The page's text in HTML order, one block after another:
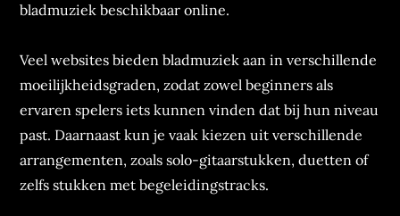
bladmuziek beschikbaar online.
Veel websites bieden bladmuziek aan in verschillende
moeilijkheidsgraden, zodat zowel beginners als
ervaren spelers iets kunnen vinden dat bij hun niveau
past. Daarnaast kun je vaak kiezen uit verschillende
arrangementen, zoals solo-gitaarstukken, duetten of
zelfs stukken met begeleidingstracks.